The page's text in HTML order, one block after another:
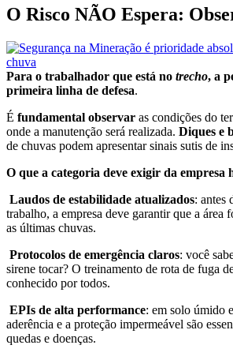
O Risco NÃO Espera:
Para o trabalhador que está no trecho, a
primeira linha de defesa.
É fundamental observar as condições do
onde a manutenção será realizada. Diques e
de chuvas podem apresentar sinais sutis de
O que a categoria deve exigir da empresa
Laudos de estabilidade atualizados: antes
trabalho, a empresa deve garantir que a área
as últimas chuvas.
Protocolos de emergência claros: você
sirene tocar? O treinamento de rota de fuga
conhecido por todos.
EPIs de alta performance: em solo úmido
aderência e a proteção impermeável são
quedas e doenças.